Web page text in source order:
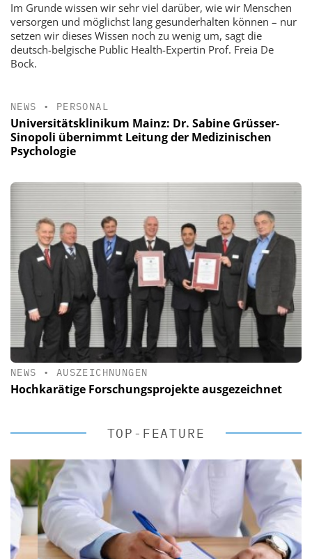
Im Grunde wissen wir sehr viel darüber, wie wir Menschen
versorgen und möglichst lang gesunderhalten können – nur
setzen wir dieses Wissen noch zu wenig um, sagt die
deutsch-belgische Public Health-Expertin Prof. Freia De
Bock.
NEWS • PERSONAL
Universitätsklinikum Mainz: Dr. Sabine Grüsser-
Sinopoli übernimmt Leitung der Medizinischen
Psychologie
NEWS • AUSZEICHNUNGEN
Hochkarätige Forschungsprojekte ausgezeichnet
TOP-FEATURE